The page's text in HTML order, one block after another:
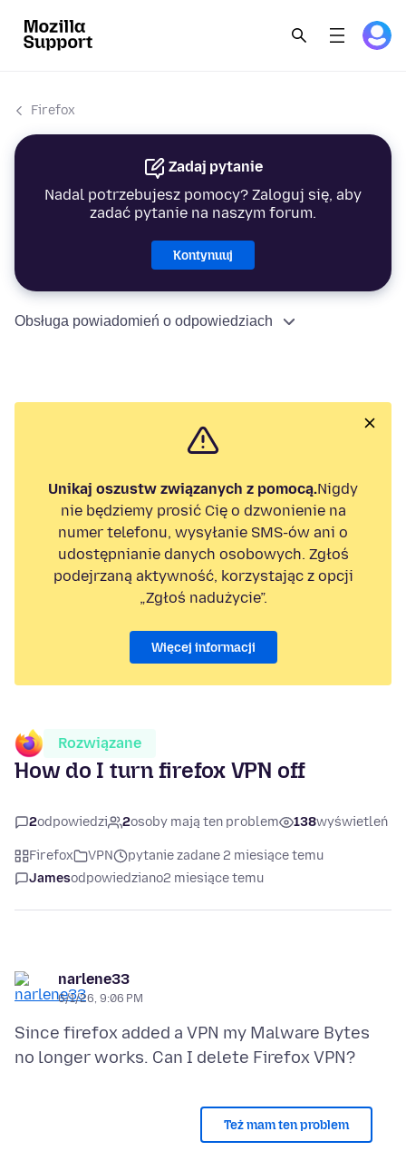
Firefox
Zadaj pytanie
Nadal potrzebujesz pomocy? Zaloguj się, aby
zadać pytanie na naszym forum.
Kontynuuj
Obsługa powiadomień o odpowiedziach
Unikaj oszustw związanych z pomocą.Nigdy
nie będziemy prosić Cię o dzwonienie na
numer telefonu, wysyłanie SMS-ów ani o
udostępnianie danych osobowych. Zgłoś
podejrzaną aktywność, korzystając z opcji
„Zgłoś nadużycie”.
Więcej informacji
Rozwiązane
How do I turn firefox VPN off
2odpowiedzi 2osoby mają ten problem 138wyświetleń
Firefox VPN
pytanie zadane 2 miesiące temu
Jamesodpowiedziano2 miesiące temu
narlene33
6/1/26, 9:06 PM
Since firefox added a VPN my Malware Bytes
Też mam ten problem